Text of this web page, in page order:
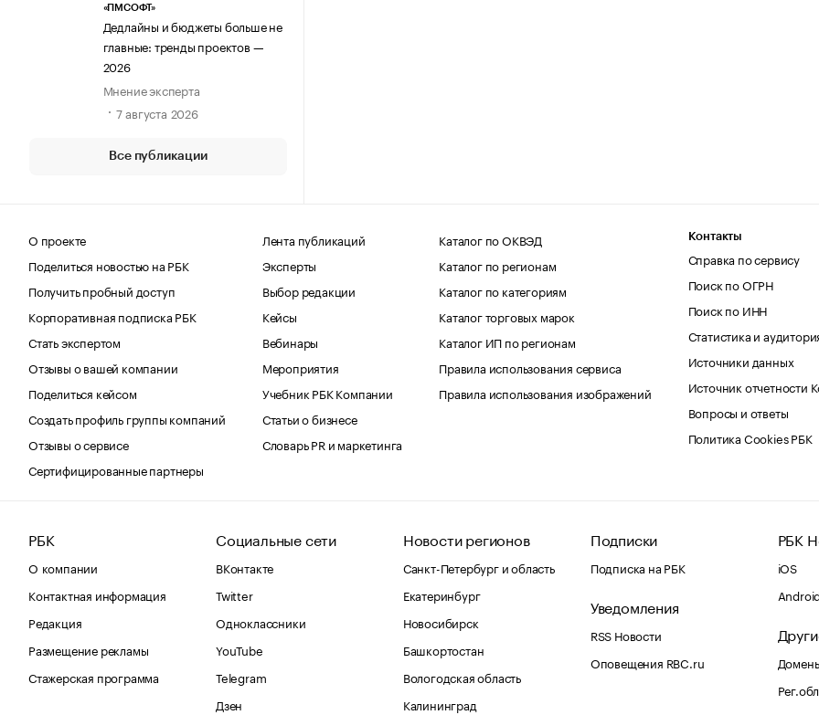
«ПМСОФТ»
Дедлайны и бюджеты больше не
главные: тренды проектов —
2026
Мнение эксперта
7 августа 2026
Все публикации
О проекте
Поделиться новостью на РБК
Получить пробный доступ
Корпоративная подписка РБК
Стать экспертом
Отзывы о вашей компании
Поделиться кейсом
Создать профиль группы компаний
Отзывы о сервисе
Сертифицированные партнеры
Лента публикаций
Эксперты
Выбор редакции
Кейсы
Вебинары
Мероприятия
Учебник РБК Компании
Статьи о бизнесе
Словарь PR и маркетинга
Каталог по ОКВЭД
Каталог по регионам
Каталог по категориям
Каталог торговых марок
Каталог ИП по регионам
Правила использования сервиса
Правила использования изображений
Контакты
Справка по сервису
Поиск по ОГРН
Поиск по ИНН
Статистика и
Источники данных
Источник отчетности
Вопросы и ответы
Политика Cookies РБК
РБК
О компании
Контактная информация
Редакция
Размещение рекламы
Стажерская программа
Социальные сети
ВКонтакте
Twitter
Одноклассники
YouTube
Telegram
Дзен
Новости регионов
Санкт-Петербург и область
Екатеринбург
Новосибирск
Башкортостан
Вологодская область
Калининград
Подписки
Подписка на РБК
Уведомления
RSS Новости
Оповещения RBC.ru
РБК
iOS